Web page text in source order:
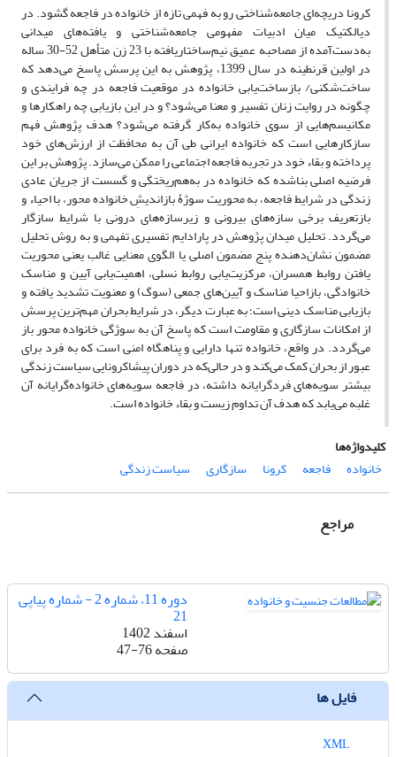
کرونا دریچه‌ای جامعه‌شناختی رو به فهمی تازه از خانواده در فاجعه گشود. در
دیالکتیک میان ادبیات مفهومی جامعه‌شناختی و یافته‌های میدانی
به‌دست‌آمده از مصاحبه عمیق نیم‌ساختاریافته با 23 زن متأهل 52-30 ساله
در اولین قرنطینه در سال 1399، پژوهش به این پرسش پاسخ می‌دهد که
ساخت‌شکنی/ بازساخت‌یابی خانواده در موقعیت فاجعه در چه فرایندی و
چگونه در روایت زنان تفسیر و معنا می‌شود؟ و در این بازیابی چه راهکارها و
مکانیسم‌هایی از سوی خانواده به‌کار گرفته می‌شود؟ هدف پژوهش فهم
سازکارهایی است که خانواده ایرانی طی آن به محافظت از ارزش‌های خود
پرداخته و بقاء خود در تجربه فاجعه اجتماعی را ممکن می‌سازد. پژوهش بر این
فرضیه اصلی بناشده که خانواده در به‌هم‌ریختگی و گسست از جریان عادی
زندگی در شرایط فاجعه، به محوریت سوژۀ بازاندیشِ خانواده محور، با احیاء و
بازتعریف برخی سازه‌های بیرونی و زیرسازه‌های درونی با شرایط سازگار
می‌گردد. تحلیل میدان پژوهش در پارادایم تفسیری تفهمی و به روش تحلیل
مضمون نشان‌دهنده پنج مضمون اصلی یا الگو‌ی معنایی غالب یعنی محوریت
یافتن روابط همسران، مرکزیت‌یابی روابط نسلی، اهمیت‌یابی آیین و مناسک
خانوادگی، بازاحیا مناسک و آیین‌های جمعی (سوگ) و معنویت تشدید یافته و
بازیابی مناسک دینی است؛ به عبارت دیگر، در شرایط بحران مهم‌ترین پرسش
از امکانات سازگاری و مقاومت است که پاسخ آن به سوژگی خانواده محور باز
می‌گردد. در واقع، خانواده تنها دارایی و پناهگاه امنی است که به فرد برای
عبور از بحران کمک می‌کند و در حالی‌که در دوران پیشاکرونایی سیاست زندگی
بیشتر سویه‌های فردگرایانه‌ داشته، در فاجعه سویه‌های خانواده‌گرایانه آن
غلبه می‌یابد که هدف آن تداوم زیست و بقاء خانواده است.
کلیدواژه‌ها
خانواده
فاجعه کرونا سازگاری سیاست زندگی
مراجع
دوره 11، شماره 2 - شماره پیاپی
21
اسفند 1402
صفحه47-76
فایل ها